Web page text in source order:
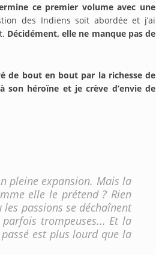
ce premier volume avec une
des Indiens soit abordée et j’ai
Décidément, elle ne manque pas de
de bout en bout par la richesse de
son héroïne et je crève d’envie de
pleine expansion. Mais la
elle le prétend ? Rien
passions se déchaînent
trompeuses... Et la
est plus lourd que la